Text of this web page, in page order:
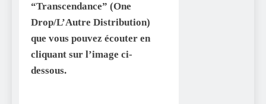
“Transcendance” (One
Drop/L’Autre Distribution)
que vous pouvez écouter en
cliquant sur l’image ci-
dessous.